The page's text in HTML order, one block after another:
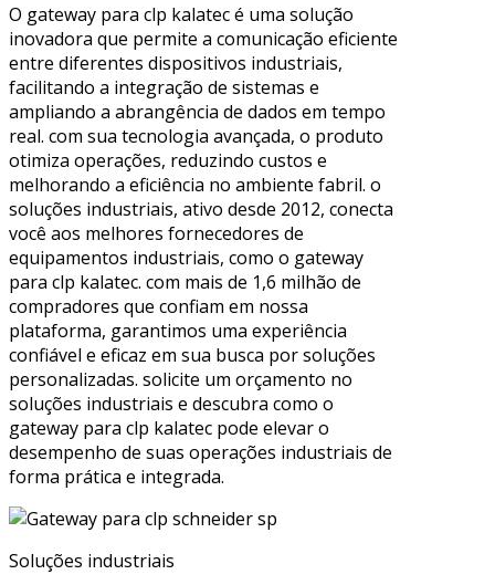
O gateway para clp kalatec é uma solução
inovadora que permite a comunicação eficiente
entre diferentes dispositivos industriais,
facilitando a integração de sistemas e
ampliando a abrangência de dados em tempo
real. com sua tecnologia avançada, o produto
otimiza operações, reduzindo custos e
melhorando a eficiência no ambiente fabril. o
soluções industriais, ativo desde 2012, conecta
você aos melhores fornecedores de
equipamentos industriais, como o gateway
para clp kalatec. com mais de 1,6 milhão de
compradores que confiam em nossa
plataforma, garantimos uma experiência
confiável e eficaz em sua busca por soluções
personalizadas. solicite um orçamento no
soluções industriais e descubra como o
gateway para clp kalatec pode elevar o
desempenho de suas operações industriais de
forma prática e integrada.
Soluções industriais